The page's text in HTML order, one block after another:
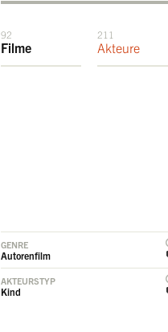
92
Filme
211
Akteure
GENRE
Autorenfilm
AKTEURSTYP
Kind